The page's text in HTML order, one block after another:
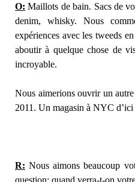
O: Maillots de bain. Sacs de
denim, whisky. Nous
expériences avec les tweeds
aboutir à quelque chose de
incroyable.
Nous aimerions ouvrir un
2011. Un magasin à NYC d’ici
R: Nous aimons beaucoup
question: quand verra-t-on